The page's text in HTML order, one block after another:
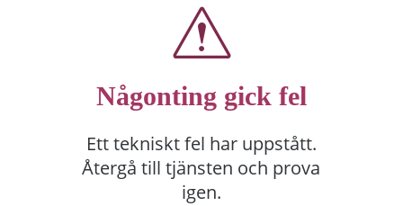
Någonting gick fel
Ett tekniskt fel har uppstått.
Återgå till tjänsten och prova
igen.